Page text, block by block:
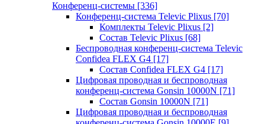
Конференц-системы [336]
Конференц-система Televic Plixus [70]
Комплекты Televic Plixus [2]
Состав Televic Plixus [68]
Беспроводная конференц-система Televic
Confidea FLEX G4 [17]
Состав Confidea FLEX G4 [17]
Цифровая проводная и беспроводная
конференц-система Gonsin 10000N [71]
Состав Gonsin 10000N [71]
Цифровая проводная и беспроводная